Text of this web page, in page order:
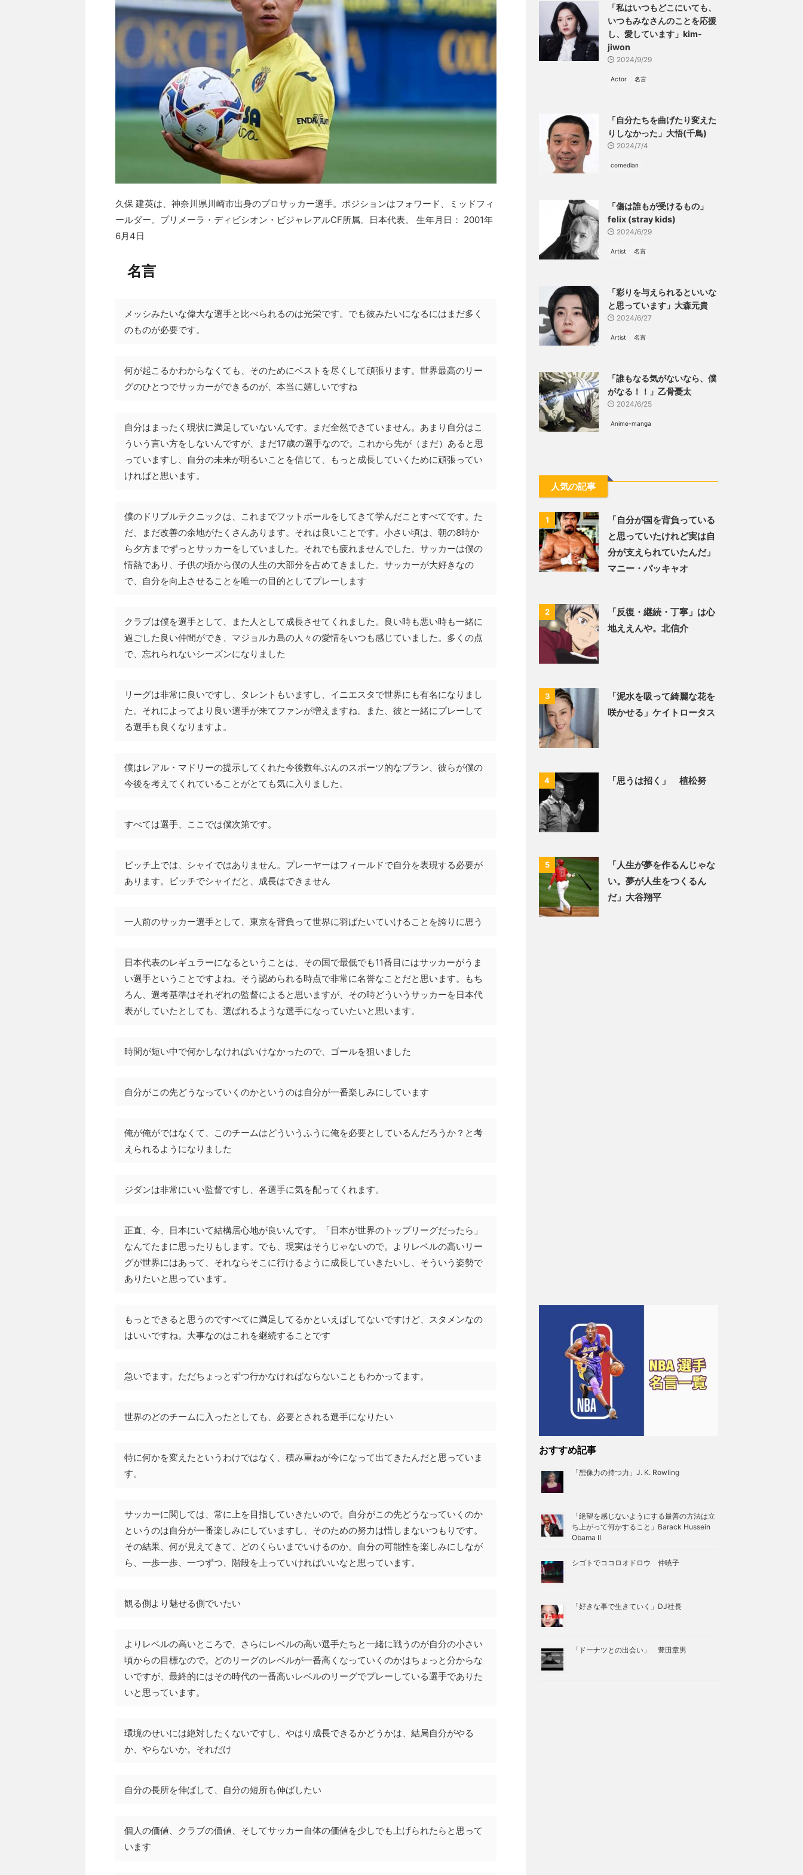
久保 建英は、神奈川県川崎市出身のプロサッカー選手。ポジションはフォワード、ミッドフィ
ールダー。プリメーラ・ディビシオン・ビジャレアルCF所属。日本代表。 生年月日： 2001年
6月4日
名言
メッシみたいな偉大な選手と比べられるのは光栄です。でも彼みたいになるにはまだ多く
のものが必要です。
何が起こるかわからなくても、そのためにベストを尽くして頑張ります。世界最高のリー
グのひとつでサッカーができるのが、本当に嬉しいですね
自分はまったく現状に満足していないんです。まだ全然できていません。あまり自分はこ
ういう言い方をしないんですが、まだ17歳の選手なので。これから先が（まだ）あると思
っていますし、自分の未来が明るいことを信じて、もっと成長していくために頑張ってい
ければと思います。
僕のドリブルテクニックは、これまでフットボールをしてきて学んだことすべてです。た
だ、まだ改善の余地がたくさんあります。それは良いことです。小さい頃は、朝の8時か
ら夕方までずっとサッカーをしていました。それでも疲れませんでした。サッカーは僕の
情熱であり、子供の頃から僕の人生の大部分を占めてきました。サッカーが大好きなの
で、自分を向上させることを唯一の目的としてプレーします
クラブは僕を選手として、また人として成長させてくれました。良い時も悪い時も一緒に
過ごした良い仲間ができ、マジョルカ島の人々の愛情をいつも感じていました。多くの点
で、忘れられないシーズンになりました
リーグは非常に良いですし、タレントもいますし、イニエスタで世界にも有名になりまし
た。それによってより良い選手が来てファンが増えますね。また、彼と一緒にプレーして
る選手も良くなりますよ。
僕はレアル・マドリーの提示してくれた今後数年ぶんのスポーツ的なプラン、彼らが僕の
今後を考えてくれていることがとても気に入りました。
すべては選手、ここでは僕次第です。
ピッチ上では、シャイではありません。プレーヤーはフィールドで自分を表現する必要が
あります。ピッチでシャイだと、成長はできません
一人前のサッカー選手として、東京を背負って世界に羽ばたいていけることを誇りに思う
日本代表のレギュラーになるということは、その国で最低でも11番目にはサッカーがうま
い選手ということですよね。そう認められる時点で非常に名誉なことだと思います。もち
ろん、選考基準はそれぞれの監督によると思いますが、その時どういうサッカーを日本代
表がしていたとしても、選ばれるような選手になっていたいと思います。
時間が短い中で何かしなければいけなかったので、ゴールを狙いました
自分がこの先どうなっていくのかというのは自分が一番楽しみにしています
俺が俺がではなくて、このチームはどういうふうに俺を必要としているんだろうか？と考
えられるようになりました
ジダンは非常にいい監督ですし、各選手に気を配ってくれます。
正直、今、日本にいて結構居心地が良いんです。「日本が世界のトップリーグだったら」
なんてたまに思ったりもします。でも、現実はそうじゃないので。よりレベルの高いリー
グが世界にはあって、それならそこに行けるように成長していきたいし、そういう姿勢で
ありたいと思っています。
もっとできると思うのですべてに満足してるかといえばしてないですけど、スタメンなの
はいいですね。大事なのはこれを継続することです
急いでます。ただちょっとずつ行かなければならないこともわかってます。
世界のどのチームに入ったとしても、必要とされる選手になりたい
特に何かを変えたというわけではなく、積み重ねが今になって出てきたんだと思っていま
す。
サッカーに関しては、常に上を目指していきたいので。自分がこの先どうなっていくのか
というのは自分が一番楽しみにしていますし、そのための努力は惜しまないつもりです。
その結果、何が見えてきて、どのくらいまでいけるのか。自分の可能性を楽しみにしなが
ら、一歩一歩、一つずつ、階段を上っていければいいなと思っています。
観る側より魅せる側でいたい
よりレベルの高いところで、さらにレベルの高い選手たちと一緒に戦うのが自分の小さい
頃からの目標なので。どのリーグのレベルが一番高くなっていくのかはちょっと分からな
いですが、最終的にはその時代の一番高いレベルのリーグでプレーしている選手でありた
いと思っています。
環境のせいには絶対したくないですし、やはり成長できるかどうかは、結局自分がやる
か、やらないか。それだけ
自分の長所を伸ばして、自分の短所も伸ばしたい
個人の価値、クラブの価値、そしてサッカー自体の価値を少しでも上げられたらと思って
います
「私はいつもどこにいても、
いつもみなさんのことを応援
し、愛しています」kim-
jiwon
2024/9/29
Actor 名言
「自分たちを曲げたり変えた
りしなかった」大悟(千鳥)
2024/7/4
comedian
「傷は誰もが受けるもの」
felix (stray kids)
2024/6/29
Artist 名言
「彩りを与えられるといいな
と思っています」大森元貴
2024/6/27
Artist 名言
「誰もなる気がないなら、僕
がなる！！」乙骨憂太
2024/6/25
Anime-manga
人気の記事
1
「自分が国を背負っている
と思っていたけれど実は自
分が支えられていたんだ」
マニー・パッキャオ
2
「反復・継続・丁寧」は心
地ええんや。北信介
3
「泥水を吸って綺麗な花を
咲かせる」ケイトロータス
4 「思うは招く」 植松努
5
「人生が夢を作るんじゃな
い。夢が人生をつくるん
だ」大谷翔平
おすすめ記事
「想像力の持つ力」J. K. Rowling
「絶望を感じないようにする最善の方法は立
ち上がって何かすること」Barack Hussein
Obama II
シゴトでココロオドロウ 仲暁子
「好きな事で生きていく」DJ社長
「ドーナツとの出会い」 豊田章男